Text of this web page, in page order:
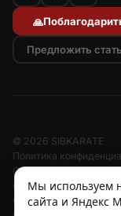
🙏
Предложить
© 2026 SIBKARATE
Политика
Отписаться от
Согласие на
Согласие на рассылку
Мы используем
сайта и Яндекс